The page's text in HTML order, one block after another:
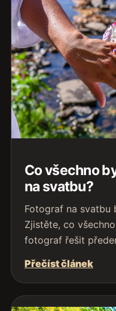
Co všechno
na svatbu?
Fotograf na svatbu
Zjistěte, co
fotograf řešit
Přečíst článek